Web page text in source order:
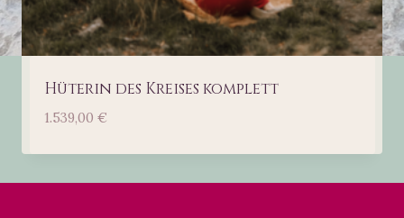
Hüterin des Kreises komplett
1.539,00 €